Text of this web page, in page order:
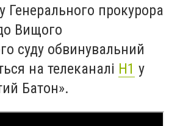
Генерального прокурора
Вищого
суду обвинувальний
на телеканалі Н1 у
Батон».